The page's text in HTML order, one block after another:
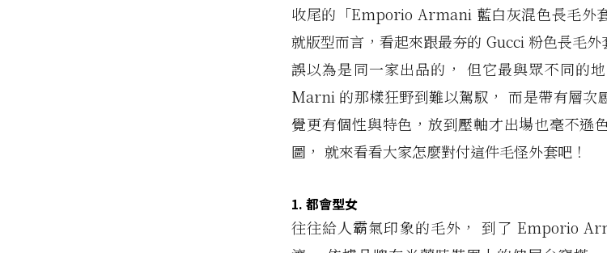
收尾的「Emporio Armani 藍白灰混色長毛外
就版型而言，看起來跟最夯的 Gucci 粉色長毛
誤以為是同一家出品的， 但它最與眾不同的
Marni 的那樣狂野到難以駕馭， 而是帶有層次
覺更有個性與特色，放到壓軸才出場也毫不遜
圖， 就來看看大家怎麼對付這件毛怪外套吧！
1. 都會型女
往往給人霸氣印象的毛外， 到了 Emporio